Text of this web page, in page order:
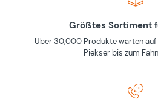
Größtes Sortiment
Über 30,000 Produkte warten
Piekser bis zum